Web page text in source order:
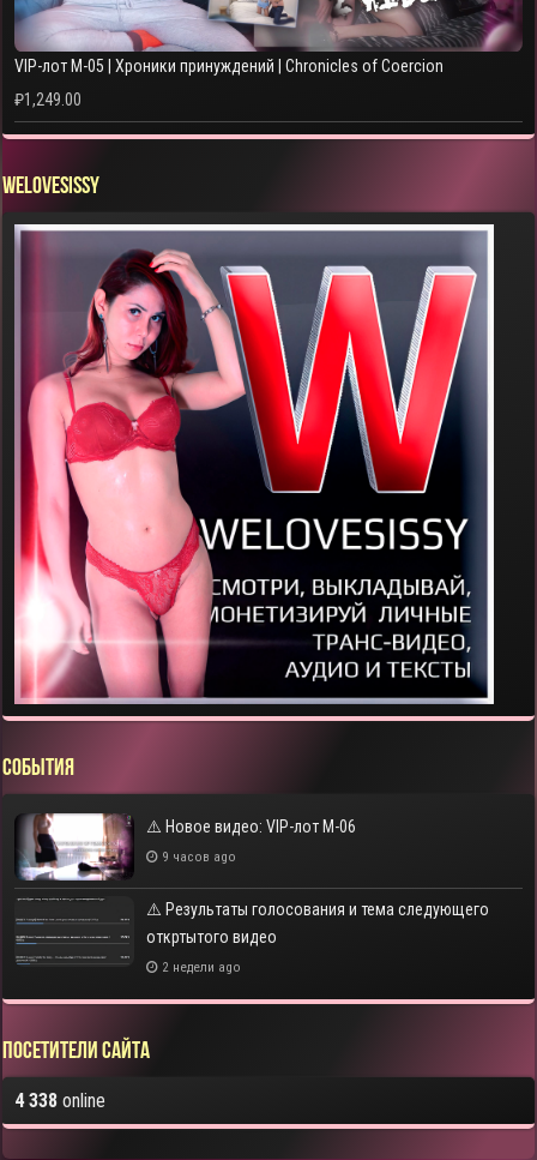
VIP-лот M-05 | Хроники принуждений | Chronicles of Coercion
₽1,249.00
WELOVESISSY
СОБЫТИЯ
⚠️ Новое видео: VIP-лот M-06
9 часов ago
⚠️ Результаты голосования и тема следующего
откртытого видео
2 недели ago
Посетители сайта
4 338 online